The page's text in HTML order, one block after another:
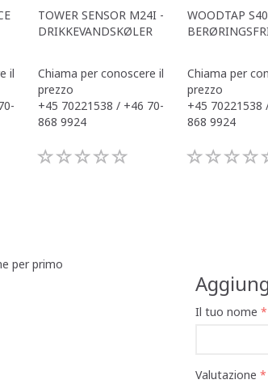
il
TOWER SENSOR M24I -
DRIKKEVANDSKØLER
Chiama per conoscere il
prezzo
+45 70221538 / +46 70-
868 9924
WOODTAP
Chiama per
prezzo
+45 70221538
868 9924
per primo
Il tuo nome
Valutazione